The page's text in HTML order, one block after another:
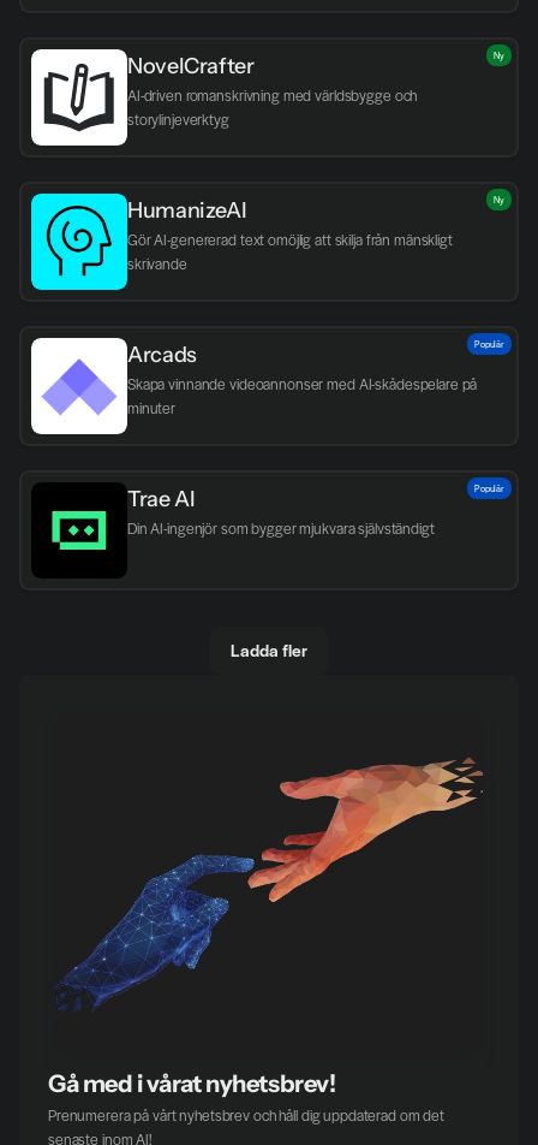
NovelCrafter
AI-driven romanskrivning med världsbygge och
storylinjeverktyg
Ny
HumanizeAI
Gör AI-genererad text omöjlig att skilja från mänskligt
skrivande
Ny
Arcads
Skapa vinnande videoannonser med AI-skådespelare på
minuter
Populär
Trae AI
Din AI-ingenjör som bygger mjukvara självständigt
Populär
Ladda fler
Gå med i vårat nyhetsbrev!
Prenumerera på vårt nyhetsbrev och håll dig uppdaterad om det
senaste inom AI!